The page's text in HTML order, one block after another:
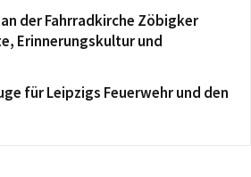
der Fahrradkirche Zöbigker
Erinnerungskultur und
für Leipzigs Feuerwehr und den